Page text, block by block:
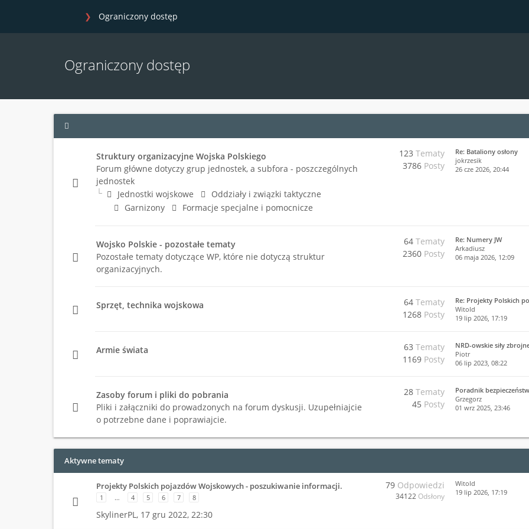
Ograniczony dostęp
Ograniczony dostęp
Struktury organizacyjne Wojska Polskiego
Forum główne dotyczy grup jednostek, a subfora - poszczególnych
jednostek
Jednostki wojskowe
Oddziały i związki taktyczne
Garnizony
Formacje specjalne i pomocnicze
123 Tematy
3786 Posty
Re: Bataliony osłony
jokrzesik
26 cze 2026, 20:44
Wojsko Polskie - pozostałe tematy
Pozostałe tematy dotyczące WP, które nie dotyczą struktur
organizacyjnych.
64 Tematy
2360 Posty
Re: Numery JW
Arkadiusz
06 maja 2026, 12:09
Sprzęt, technika wojskowa 64 Tematy
1268 Posty
Re: Projekty Polskich
Witold
19 lip 2026, 17:19
Armie świata 63 Tematy
1169 Posty
NRD-owskie siły
Piotr
06 lip 2023, 08:22
Zasoby forum i pliki do pobrania
Pliki i załączniki do prowadzonych na forum dyskusji. Uzupełniajcie
o potrzebne dane i poprawiajcie.
28 Tematy
45 Posty
Poradnik
Grzegorz
01 wrz 2025, 23:46
Aktywne tematy
Projekty Polskich pojazdów Wojskowych - poszukiwanie informacji.
1 … 4 5 6 7 8
SkylinerPL, 17 gru 2022, 22:30
79 Odpowiedzi
34122 Odsłony
Witold
19 lip 2026, 17:19